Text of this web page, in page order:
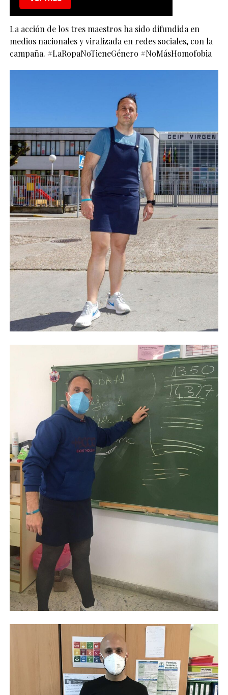
La acción de los tres maestros ha sido difundida en
medios nacionales y viralizada en redes sociales, con la
campaña. #LaRopaNoTieneGénero #NoMásHomofobia